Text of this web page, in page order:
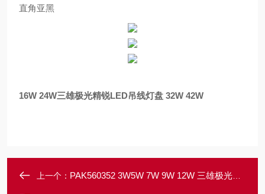
直角亚黑
16W 24W三雄极光精锐LED吊线灯盘 32W 42W
上一个： PAK560352 3W5W 7W 9W 12W 三雄极光星韵II筒灯 15W 18W